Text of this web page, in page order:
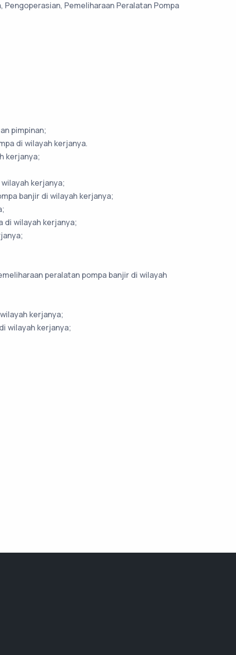
Pemeliharaan Peralatan Pompa
pimpinan;
di wilayah kerjanya.
kerjanya;
kerjanya;
banjir di wilayah kerjanya;
di wilayah kerjanya;
peralatan pompa banjir di wilayah
kerjanya;
wilayah kerjanya;